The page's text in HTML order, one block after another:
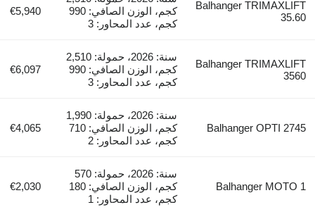
Balhanger TRIMAXLIFT
35.60
كجم، الوزن الصافي: 990
كجم، عدد المحاور: 3
€5,940
Balhanger TRIMAXLIFT
3560
سنة: 2026، حمولة: 2,510
كجم، الوزن الصافي: 990
كجم، عدد المحاور: 3
€6,097
Balhanger OPTI 2745
سنة: 2026، حمولة: 1,990
كجم، الوزن الصافي: 710
كجم، عدد المحاور: 2
€4,065
Balhanger MOTO 1
سنة: 2026، حمولة: 570
كجم، الوزن الصافي: 180
كجم، عدد المحاور: 1
€2,030